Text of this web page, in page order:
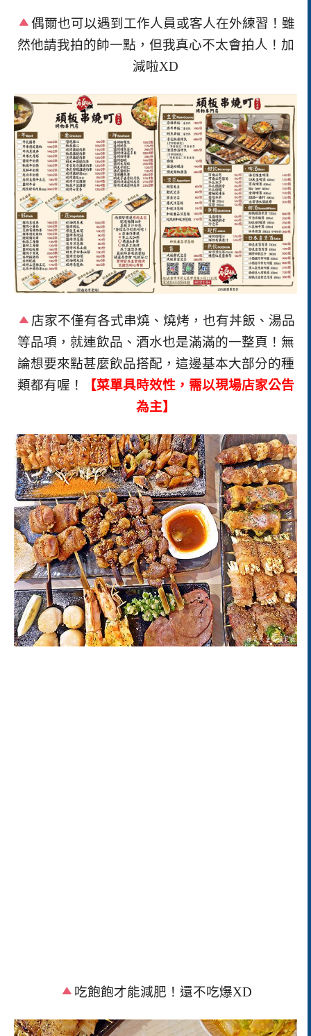
偶爾也可以遇到工作人員或客人在外練習！雖
然他請我拍的帥一點，但我真心不太會拍人！加
減啦XD
店家不僅有各式串燒、燒烤，也有丼飯、湯品
等品項，就連飲品、酒水也是滿滿的一整頁！無
論想要來點甚麼飲品搭配，這邊基本大部分的種
類都有喔！
【菜單具時效性，需以現場店家公告
為主】
吃飽飽才能減肥！還不吃爆XD